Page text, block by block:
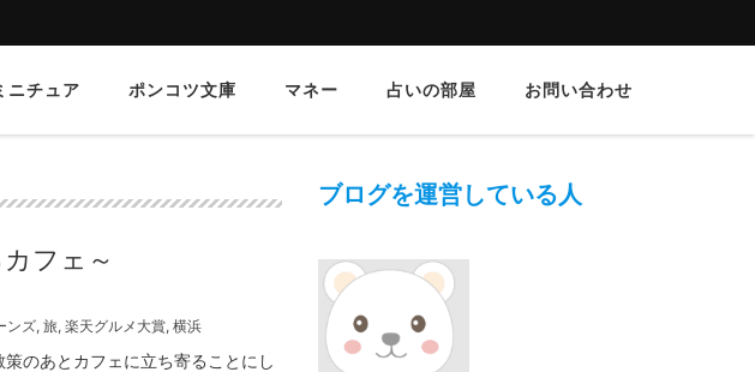
ニチュア ポンコツ文庫 マネー 占いの部屋 お問い合わせ
フェ～
ンズ,旅,楽天グルメ大賞,横浜
のあとカフェに立ち寄ることにし
ブログを運営している人